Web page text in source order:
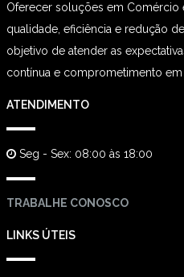
Oferecer soluções em Comércio
qualidade, eficiência e redução
objetivo de atender as
contínua e comprometimento em
ATENDIMENTO
Seg - Sex: 08:00 às 18:00
TRABALHE CONOSCO
LINKS ÚTEIS